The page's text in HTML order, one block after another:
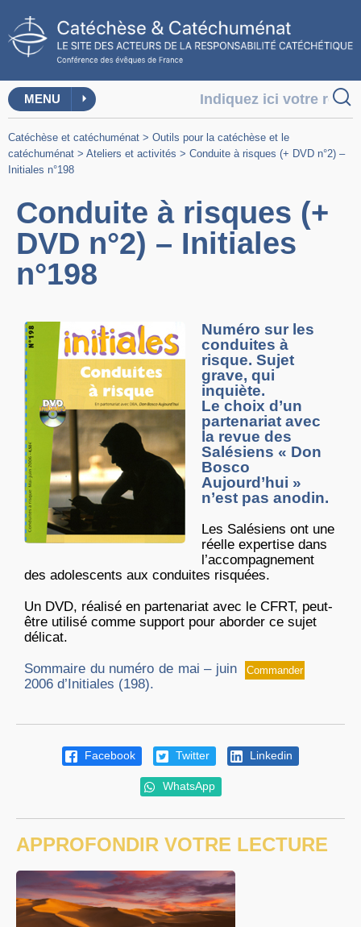
MENU
Catéchèse et catéchuménat > Outils pour la catéchèse et le
catéchuménat > Ateliers et activités > Conduite à risques (+ DVD n°2) –
Initiales n°198
Conduite à risques (+
DVD n°2) – Initiales
n°198
Numéro sur les
conduites à
risque. Sujet
grave, qui
inquiète.
Le choix d’un
partenariat avec
la revue des
Salésiens « Don
Bosco
Aujourd’hui »
n’est pas anodin.
Les Salésiens ont une
réelle expertise dans
l’accompagnement
des adolescents aux conduites risquées.
Un DVD, réalisé en partenariat avec le CFRT, peut-
être utilisé comme support pour aborder ce sujet
délicat.
Commander
Sommaire du numéro de mai – juin
2006 d’Initiales (198).
Facebook Twitter Linkedin
WhatsApp
APPROFONDIR VOTRE LECTURE